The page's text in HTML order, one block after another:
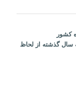
دانشگاه کشور
سال گذشته از لحاظ